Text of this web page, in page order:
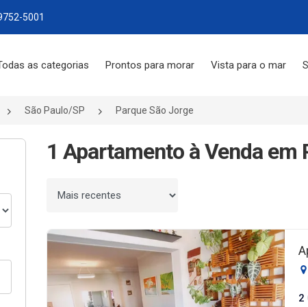
5001
as categorias Prontos para morar Vista para o mar
São Paulo/SP Parque São Jorge
1 Apartamento à Venda em
Ordenar por
2